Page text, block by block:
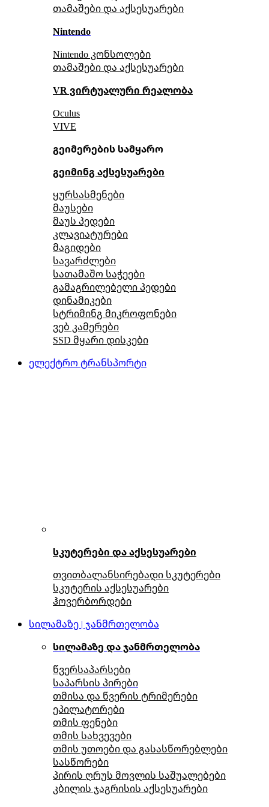
თამაშები და აქსესუარები
Nintendo
Nintendo კონსოლები
თამაშები და აქსესუარები
VR ვირტუალური რეალობა
Oculus
VIVE
გეიმერების სამყარო
გეიმინგ აქსესუარები
ყურსასმენები
მაუსები
მაუს პედები
კლავიატურები
მაგიდები
სავარძლები
სათამაშო საჭეები
გამაგრილებელი პედები
დინამიკები
სტრიმინგ მიკროფონები
ვებ კამერები
SSD მყარი დისკები
ელექტრო ტრანსპორტი
სკუტერები და აქსესუარები
თვითბალანსირებადი სკუტერები
სკუტერის აქსესუარები
ჰოვერბორდები
სილამაზე | ჯანმრთელობა
სილამაზე და ჯანმრთელობა
წვერსაპარსები
საპარსის პირები
თმისა და წვერის ტრიმერები
ეპილატორები
თმის ფენები
თმის სახვევები
თმის უთოები და გასასწორებლები
სასწორები
პირის ღრუს მოვლის საშუალებები
კბილის ჯაგრისის აქსესუარები